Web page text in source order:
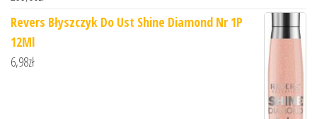
Revers Błyszczyk Do Ust Shine Diamond Nr 1P
12Ml
6,98zł